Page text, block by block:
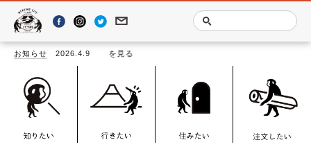
お知らせ 2026.4.9
事一覧